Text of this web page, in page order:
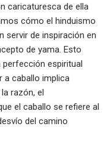
caricaturesca de ella
cómo el hinduismo
servir de inspiración en
de yama. Esto
perfección espiritual
a caballo implica
razón, el
el caballo se refiere al
del camino